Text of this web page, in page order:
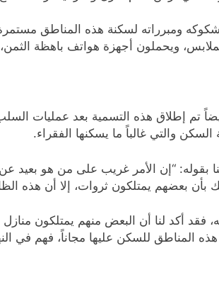
ومبرراته لسكنة هذه المناطق
ويحملون أجهزة هواتف باهظة
تسمية (الحواسم) بدخول القوات الأميركية إلى العراق ومعركة 2003، وأيضاً تم
والتي غالباً ما يسكنها الفقراء.
لنا بقوله: “إن الأمر غريب على من هو
بعضهم يمتلكون ثروات، إلا أن هذه
الساعدي (40 عاماً) تؤجج المعرفة غضبه، فقد أكد لنا أن البعض
المناطق للسكن عليها مجاناً، فهم في